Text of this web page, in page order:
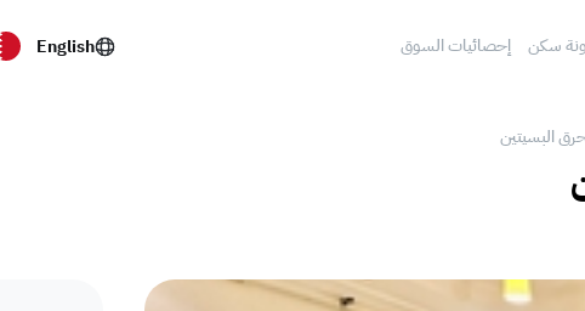
سكن إحصائيات السوق English
البسيتين